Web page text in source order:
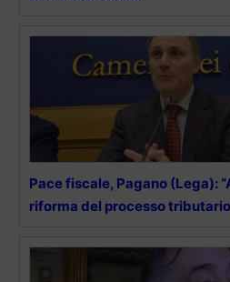
Pace fiscale, Pagano (Lega):
riforma del processo